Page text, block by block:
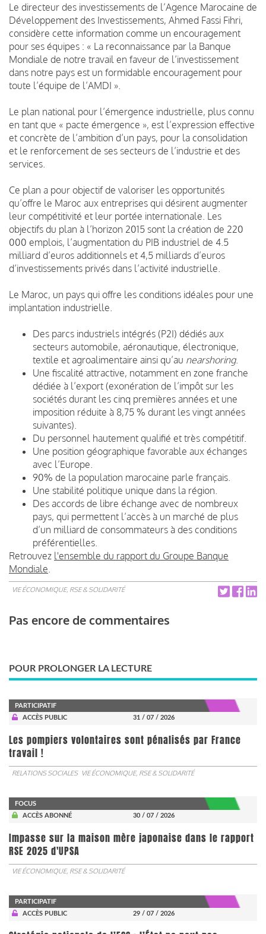
Le directeur des investissements de l’Agence Marocaine de
Développement des Investissements, Ahmed Fassi Fihri,
considère cette information comme un encouragement
pour ses équipes : « La reconnaissance par la Banque
Mondiale de notre travail en faveur de l’investissement
dans notre pays est un formidable encouragement pour
toute l’équipe de l’AMDI ».
Le plan national pour l’émergence industrielle, plus connu
en tant que « pacte émergence », est l’expression effective
et concrète de l’ambition d’un pays, pour la consolidation
et le renforcement de ses secteurs de l’industrie et des
services.
Ce plan a pour objectif de valoriser les opportunités
qu’offre le Maroc aux entreprises qui désirent augmenter
leur compétitivité et leur portée internationale. Les
objectifs du plan à l’horizon 2015 sont la création de 220
000 emplois, l’augmentation du PIB industriel de 4.5
milliard d’euros additionnels et 4,5 milliards d’euros
d’investissements privés dans l’activité industrielle.
Le Maroc, un pays qui offre les conditions idéales pour une
implantation industrielle.
Des parcs industriels intégrés (P2I) dédiés aux
secteurs automobile, aéronautique, électronique,
textile et agroalimentaire ainsi qu’au nearshoring.
Une fiscalité attractive, notamment en zone franche
dédiée à l’export (exonération de l’impôt sur les
sociétés durant les cinq premières années et une
imposition réduite à 8,75 % durant les vingt années
suivantes).
Du personnel hautement qualifié et très compétitif.
Une position géographique favorable aux échanges
avec l’Europe.
90% de la population marocaine parle français.
Une stabilité politique unique dans la région.
Des accords de libre échange avec de nombreux
pays, qui permettent l’accès à un marché de plus
d’un milliard de consommateurs à des conditions
préférentielles.
Retrouvez l'ensemble du rapport du Groupe Banque
Mondiale
VIE ÉCONOMIQUE, RSE & SOLIDARITÉ
Pas encore de commentaires
POUR PROLONGER LA LECTURE
PARTICIPATIF
ACCÈS PUBLIC
31 / 07 / 2026
Les pompiers volontaires sont pénalisés par France
travail !
RELATIONS SOCIALES VIE ÉCONOMIQUE, RSE & SOLIDARITÉ
FOCUS
ACCÈS ABONNÉ
30 / 07 / 2026
Impasse sur la maison mère japonaise dans le rapport
RSE 2025 d'UPSA
VIE ÉCONOMIQUE, RSE & SOLIDARITÉ
PARTICIPATIF
ACCÈS PUBLIC
29 / 07 / 2026